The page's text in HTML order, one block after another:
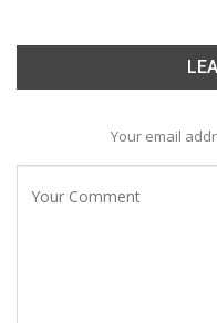
Your email